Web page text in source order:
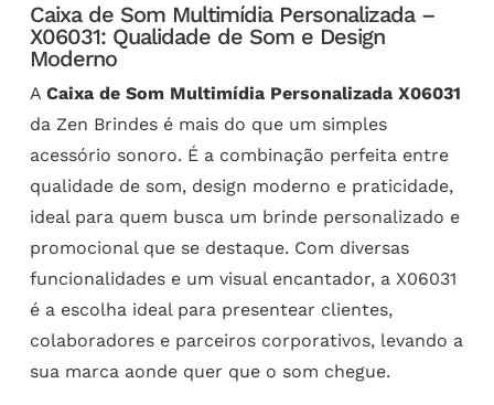
Caixa de Som Multimídia Personalizada –
X06031: Qualidade de Som e Design
Moderno
A Caixa de Som Multimídia Personalizada X06031
da Zen Brindes é mais do que um simples
acessório sonoro. É a combinação perfeita entre
qualidade de som, design moderno e praticidade,
ideal para quem busca um brinde personalizado e
promocional que se destaque. Com diversas
funcionalidades e um visual encantador, a X06031
é a escolha ideal para presentear clientes,
colaboradores e parceiros corporativos, levando a
sua marca aonde quer que o som chegue.